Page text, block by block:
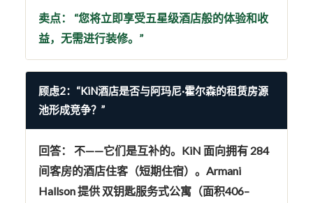
卖点：
“您将立即享受五星级酒店般的体验和收
益，无需进行装修。”
顾虑2：“KiN酒店是否与阿玛尼·霍尔森的租赁房源
池形成竞争？”
回答： 不——它们是互补的。KiN 面向拥有 284
间客房的酒店住客（短期住宿）。Armani
Hallson 提供 双钥匙服务式公寓 （面积406–